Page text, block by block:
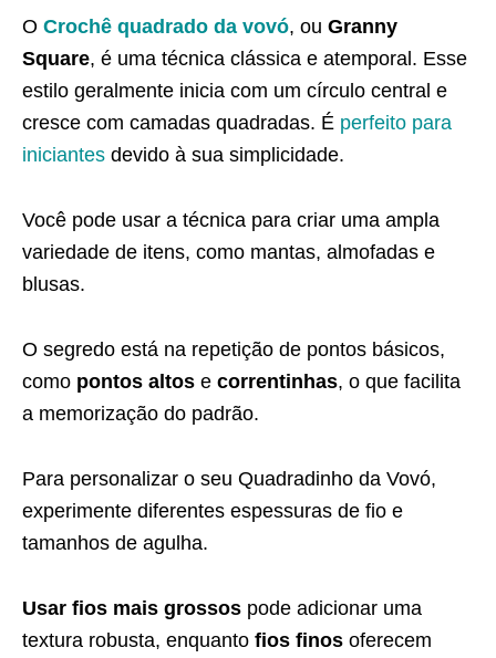
O Crochê quadrado da vovó, ou Granny
Square, é uma técnica clássica e atemporal. Esse
estilo geralmente inicia com um círculo central e
cresce com camadas quadradas. É perfeito para
iniciantes devido à sua simplicidade.
Você pode usar a técnica para criar uma ampla
variedade de itens, como mantas, almofadas e
blusas.
O segredo está na repetição de pontos básicos,
como pontos altos e correntinhas, o que facilita
a memorização do padrão.
Para personalizar o seu Quadradinho da Vovó,
experimente diferentes espessuras de fio e
tamanhos de agulha.
Usar fios mais grossos pode adicionar uma
textura robusta, enquanto fios finos oferecem